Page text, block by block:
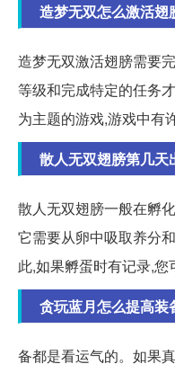
造梦无双怎么激活翅
造梦无双激活翅膀需要
等级和完成特定的任务
为主题的游戏,游戏中有
散人无双翅膀第几天
散人无双翅膀一般在孵
它需要从卵中吸取养分
此,如果孵蛋时有记录,您
贪玩蓝月怎么提高装
备都是看运气的。如果